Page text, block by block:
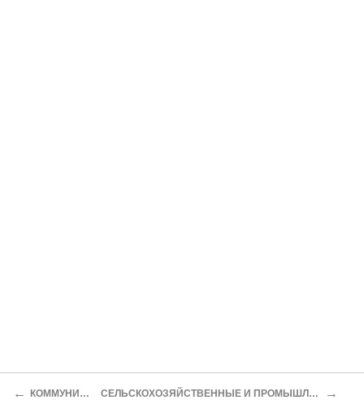
← КОММУНИКАЦИИ СЕЛЬСКОХОЗЯЙСТВЕННЫЕ И ПРОМЫШЛЕННЫЕ РЕСУРСЫ →